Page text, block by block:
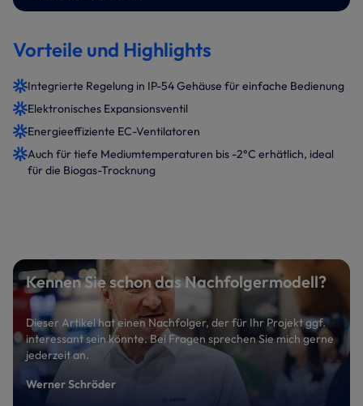
Vorteile und Highlights
Integrierte Regelung in IP-54 Gehäuse für einfache Bedienung
Elektronisches Expansionsventil
Energieeffiziente EC-Ventilatoren
Auch für tiefe Mediumtemperaturen bis -2°C erhätlich, ideal
für die Biogas-Trocknung
Kennen Sie schon das Nachfolgermodell?
Dieser Artikel hat einen Nachfolger, der für Ihr Projekt ggf.
interessant sein könnte. Bei Fragen sprechen Sie mich gerne
jederzeit an.
Werner Schröder